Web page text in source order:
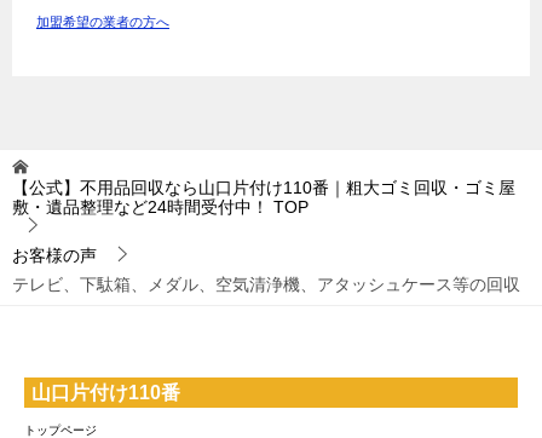
加盟希望の業者の方へ
【公式】不用品回収なら山口片付け110番｜粗大ゴミ回収・ゴミ屋
敷・遺品整理など24時間受付中！
TOP
お客様の声
テレビ、下駄箱、メダル、空気清浄機、アタッシュケース等の回収
山口片付け110番
トップページ